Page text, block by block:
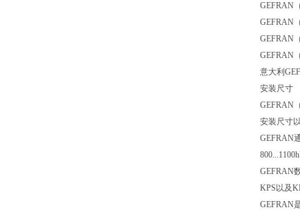
GEFRAN
GEFRAN
GEFRAN
GEFRAN
意大利
安装尺寸
GEFRAN
安装尺寸
GEFRAN
GEFRAN
KPS以及
GEFRAN